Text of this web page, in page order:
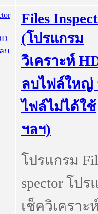
Files
(โปรแกรม
วิเคราะห์
ลบไฟล์ใหญ่
ไฟล์ไม่ได้ใช้
ฯลฯ)
โปรแกรม
spector โปร
เช็ควิเคราะ